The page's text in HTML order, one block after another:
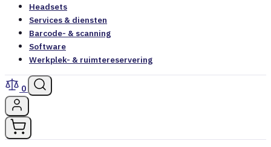
Headsets
Services & diensten
Barcode- & scanning
Software
Werkplek- & ruimtereservering
0